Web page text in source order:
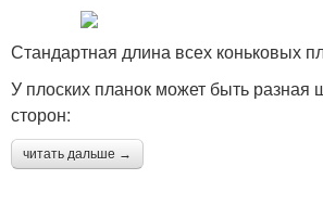
Стандартная длина всех коньковых
У плоских планок может быть разная
сторон:
читать дальше →